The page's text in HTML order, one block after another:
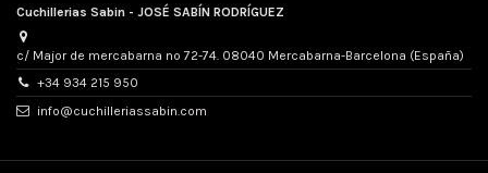
Cuchillerias Sabin - JOSÉ SABÍN RODRÍGUEZ
c/ Major de mercabarna nº 72-74. 08040 Mercabarna-Barcelona (España)
+34 934 215 950
info@cuchilleriassabin.com